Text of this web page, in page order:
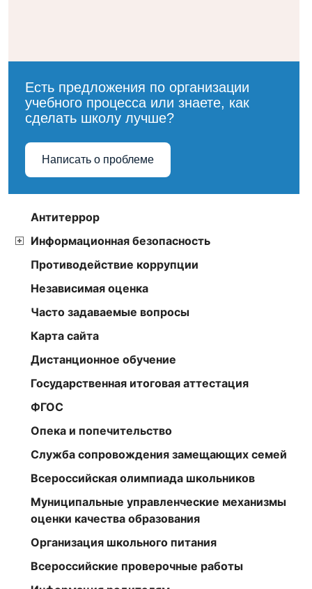
Есть предложения по организации
учебного процесса или знаете, как
сделать школу лучше?
Написать о проблеме
Антитеррор
Информационная безопасность
Противодействие коррупции
Независимая оценка
Часто задаваемые вопросы
Карта сайта
Дистанционное обучение
Государственная итоговая аттестация
ФГОС
Опека и попечительство
Служба сопровождения замещающих семей
Всероссийская олимпиада школьников
Муниципальные управленческие механизмы
оценки качества образования
Организация школьного питания
Всероссийские проверочные работы